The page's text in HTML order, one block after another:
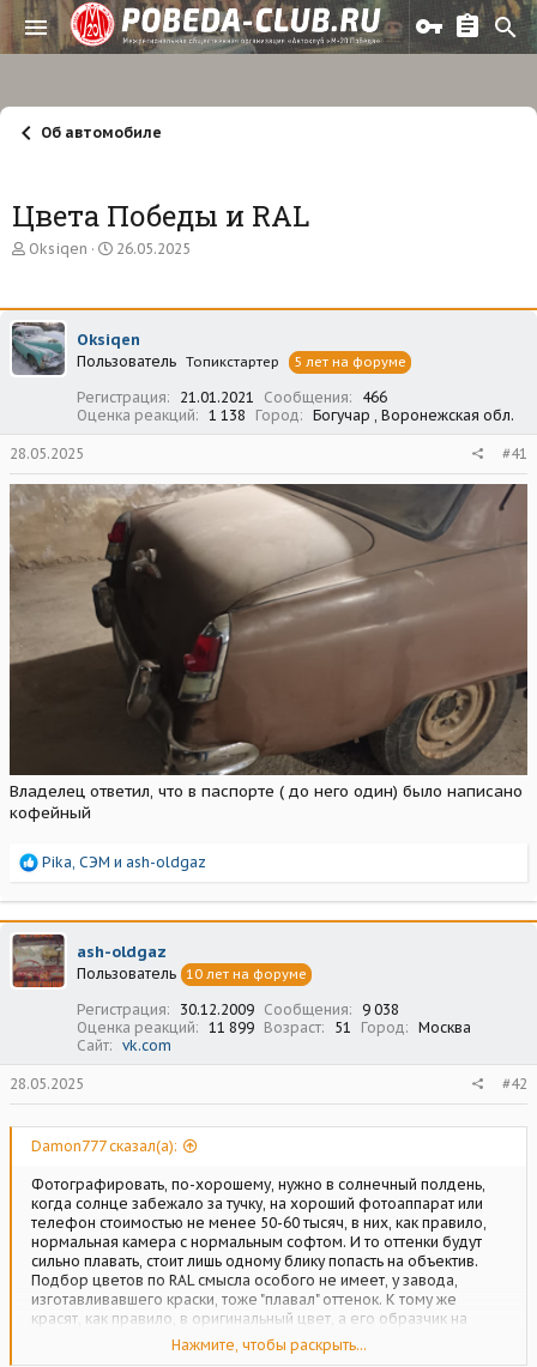
Об автомобиле
Цвета Победы и RAL
А
о
р
т
е
Oksiqen
Д
а
а
ч
л
а
26.05.2025
Oksiqen
Пользователь Топикстартер 5 лет на форуме
Регистрация 21.01.2021 Сообщения
466
Оценка реакций
1 138 Город Богучар , Воронежская обл.
28.05.2025 #41
Владелец ответил, что в паспорте ( до него один) было написано
кофейный
Р
а
к
ц
и
и
Pika, СЭМ и ash-oldgaz
ash-oldgaz
Пользователь 10 лет на форуме
Регистрация 30.12.2009 Сообщения
9 038
Оценка реакций
11 899 Возраст 51 Город
Москва
Сайт
vk.com
28.05.2025 #42
Damon777 сказал(а):
Фотографировать, по-хорошему, нужно в солнечный полдень,
когда солнце забежало за тучку, на хороший фотоаппарат или
телефон стоимостью не менее 50-60 тысяч, в них, как правило,
нормальная камера с нормальным софтом. И то оттенки будут
сильно плавать, стоит лишь одному блику попасть на объектив.
Подбор цветов по RAL смысла особого не имеет, у завода,
изготавливавшего краски, тоже "плавал" оттенок. К тому же
красят, как правило, в оригинальный цвет, а его образчик на
мало-мальски пристойной машине можно отыскать и так, хотя бы
внутри багажника или на обратной стороне крышки перчаточного
Нажмите, чтобы раскрыть...